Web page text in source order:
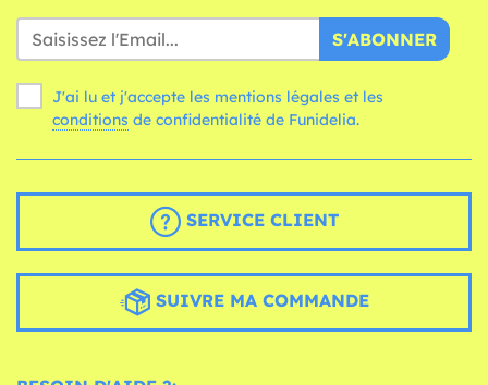
S'ABONNER
J'ai lu et j'accepte les mentions légales et les
conditions de confidentialité de Funidelia.
SERVICE CLIENT
SUIVRE MA COMMANDE